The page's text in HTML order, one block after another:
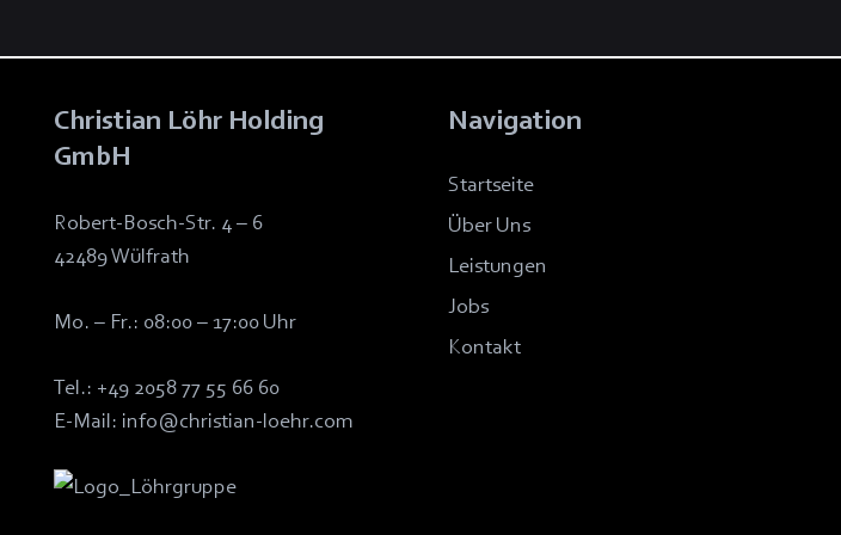
Christian Löhr Holding
GmbH
Robert-Bosch-Str. 4 – 6
42489 Wülfrath
Mo. – Fr.: 08:00 – 17:00 Uhr
Tel.: +49 2058 77 55 66 60
E-Mail: info@christian-loehr.com
Navigation
Startseite
Über Uns
Leistungen
Jobs
Kontakt